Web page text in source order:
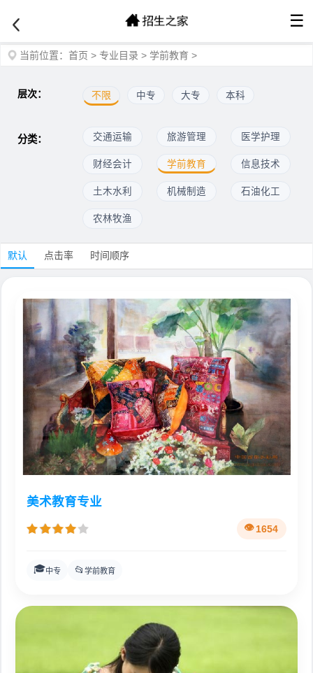
☰
当前位置： 首页 > 专业目录 > 学前教育 >
层次： 不限 中专 大专 本科
分类： 交通运输 旅游管理 医学护理
财经会计 学前教育 信息技术
土木水利 机械制造 石油化工
农林牧渔
默认 点击率 时间顺序
美术教育专业
1654
🎓中专 📂 学前教育